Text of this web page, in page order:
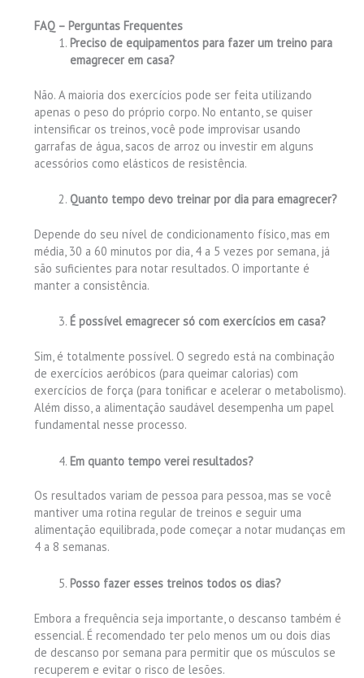
FAQ – Perguntas Frequentes
Preciso de equipamentos para fazer um treino para
emagrecer em casa?
Não. A maioria dos exercícios pode ser feita utilizando
apenas o peso do próprio corpo. No entanto, se quiser
intensificar os treinos, você pode improvisar usando
garrafas de água, sacos de arroz ou investir em alguns
acessórios como elásticos de resistência.
Quanto tempo devo treinar por dia para emagrecer?
Depende do seu nível de condicionamento físico, mas em
média, 30 a 60 minutos por dia, 4 a 5 vezes por semana, já
são suficientes para notar resultados. O importante é
manter a consistência.
É possível emagrecer só com exercícios em casa?
Sim, é totalmente possível. O segredo está na combinação
de exercícios aeróbicos (para queimar calorias) com
exercícios de força (para tonificar e acelerar o metabolismo).
Além disso, a alimentação saudável desempenha um papel
fundamental nesse processo.
Em quanto tempo verei resultados?
Os resultados variam de pessoa para pessoa, mas se você
mantiver uma rotina regular de treinos e seguir uma
alimentação equilibrada, pode começar a notar mudanças em
4 a 8 semanas.
Posso fazer esses treinos todos os dias?
Embora a frequência seja importante, o descanso também é
essencial. É recomendado ter pelo menos um ou dois dias
de descanso por semana para permitir que os músculos se
recuperem e evitar o risco de lesões.